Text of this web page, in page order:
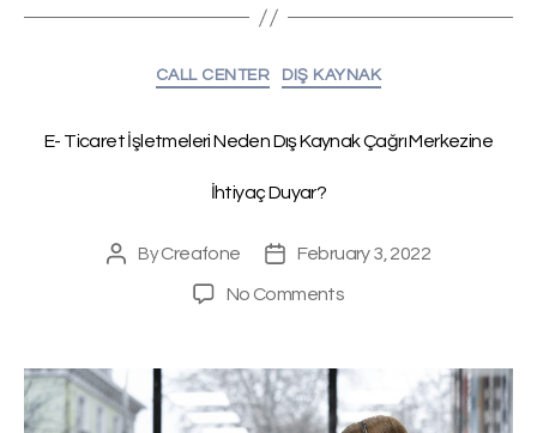
CALL CENTER DIŞ KAYNAK
E- Ticaret İşletmeleri Neden Dış Kaynak Çağrı Merkezine
İhtiyaç Duyar?
ByCreafone February 3, 2022
No Comments